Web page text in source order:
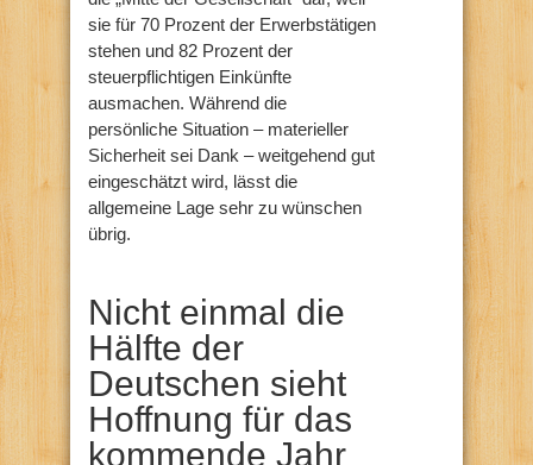
sie für 70 Prozent der Erwerbstätigen
stehen und 82 Prozent der
steuerpflichtigen Einkünfte
ausmachen. Während die
persönliche Situation – materieller
Sicherheit sei Dank – weitgehend gut
eingeschätzt wird, lässt die
allgemeine Lage sehr zu wünschen
übrig.
Nicht einmal die
Hälfte der
Deutschen sieht
Hoffnung für das
kommende Jahr